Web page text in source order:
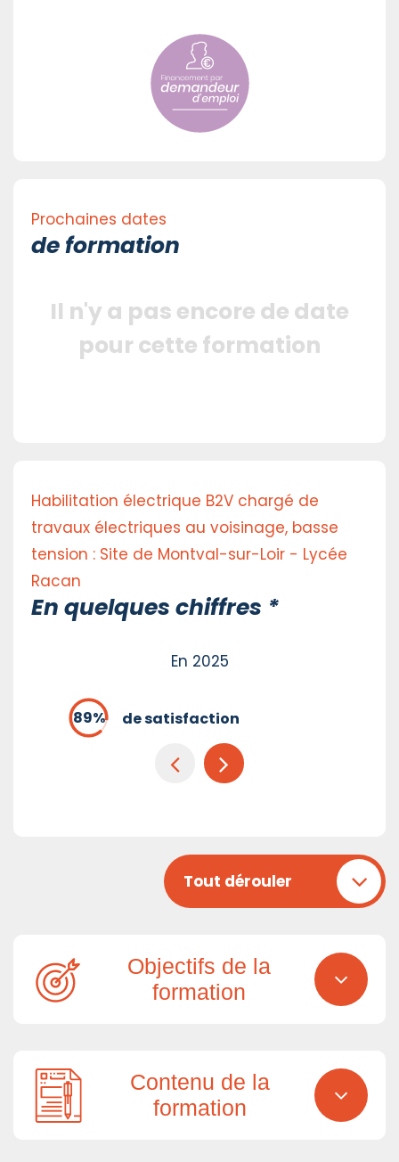
Prochaines dates
de formation
Il n'y a pas encore de date
pour cette formation
Habilitation électrique B2V chargé de
travaux électriques au voisinage, basse
tension : Site de Montval-sur-Loir - Lycée
Racan
En quelques chiffres *
En 2025
de satisfaction
Tout dérouler
Objectifs de la
formation
Contenu de la
formation